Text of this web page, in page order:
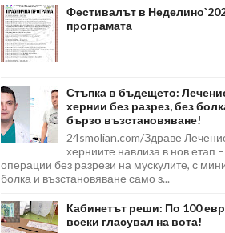
Фестивалът в
програмата
Стъпка в бъдещето:
хернии без разрез, без
бързо възстановяване!
24smolian.com/Здраве
херниите навлиза в нов етап –
операции без разрези на мускулите, с
болка и възстановяване само з...
Кабинетът реши: По 100
всеки гласувал на вота!